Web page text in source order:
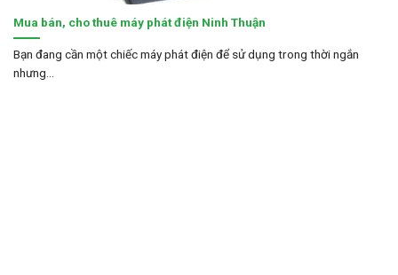
Mua bán, cho thuê máy phát điện Ninh Thuận
Bạn đang cần một chiếc máy phát điện để sử dụng trong thời ngắn
nhưng...